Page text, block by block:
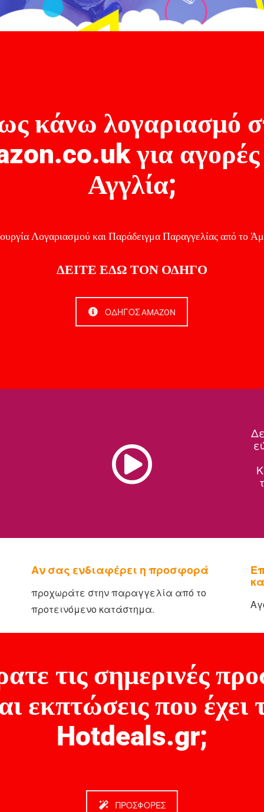
κάνω λογαριασμό
για
Αγγλία;
Λογαριασμού και Παράδειγμα Παραγγελίας από το
ΔΕΙΤΕ ΕΔΩ ΤΟΝ ΟΔΗΓΟ
ΟΔΗΓΟΣ AMAZON
Αν σας ενδιαφέρει η προσφορά
προχωράτε στην παραγγελία από το
προτεινόμενο κατάστημα.
τις σημερινές
εκπτώσεις που έχει
Hotdeals.gr;
ΠΡΟΣΦΟΡΕΣ